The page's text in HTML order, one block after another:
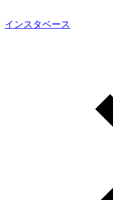
インスタベース